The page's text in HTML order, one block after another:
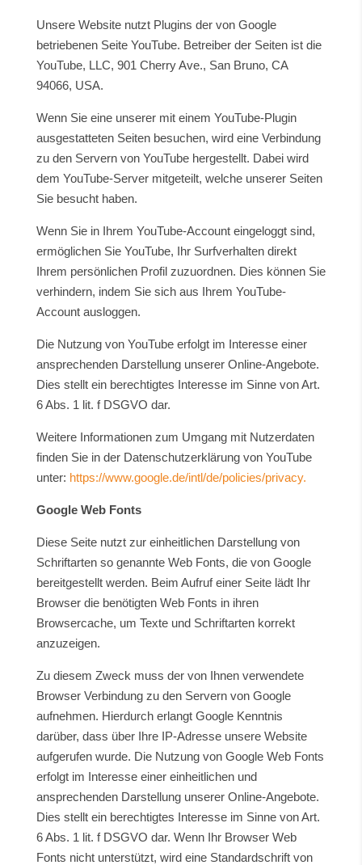
Unsere Website nutzt Plugins der von Google
betriebenen Seite YouTube. Betreiber der Seiten ist die
YouTube, LLC, 901 Cherry Ave., San Bruno, CA
94066, USA.
Wenn Sie eine unserer mit einem YouTube-Plugin
ausgestatteten Seiten besuchen, wird eine Verbindung
zu den Servern von YouTube hergestellt. Dabei wird
dem YouTube-Server mitgeteilt, welche unserer Seiten
Sie besucht haben.
Wenn Sie in Ihrem YouTube-Account eingeloggt sind,
ermöglichen Sie YouTube, Ihr Surfverhalten direkt
Ihrem persönlichen Profil zuzuordnen. Dies können Sie
verhindern, indem Sie sich aus Ihrem YouTube-
Account ausloggen.
Die Nutzung von YouTube erfolgt im Interesse einer
ansprechenden Darstellung unserer Online-Angebote.
Dies stellt ein berechtigtes Interesse im Sinne von Art.
6 Abs. 1 lit. f DSGVO dar.
Weitere Informationen zum Umgang mit Nutzerdaten
finden Sie in der Datenschutzerklärung von YouTube
unter: https://www.google.de/intl/de/policies/privacy.
Google Web Fonts
Diese Seite nutzt zur einheitlichen Darstellung von
Schriftarten so genannte Web Fonts, die von Google
bereitgestellt werden. Beim Aufruf einer Seite lädt Ihr
Browser die benötigten Web Fonts in ihren
Browsercache, um Texte und Schriftarten korrekt
anzuzeigen.
Zu diesem Zweck muss der von Ihnen verwendete
Browser Verbindung zu den Servern von Google
aufnehmen. Hierdurch erlangt Google Kenntnis
darüber, dass über Ihre IP-Adresse unsere Website
aufgerufen wurde. Die Nutzung von Google Web Fonts
erfolgt im Interesse einer einheitlichen und
ansprechenden Darstellung unserer Online-Angebote.
Dies stellt ein berechtigtes Interesse im Sinne von Art.
6 Abs. 1 lit. f DSGVO dar. Wenn Ihr Browser Web
Fonts nicht unterstützt, wird eine Standardschrift von